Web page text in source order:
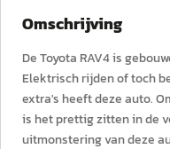
Omschrijving
De Toyota RAV4 is
Elektrisch rijden of toch
extra's heeft deze auto.
is het prettig zitten in de
uitmonstering van deze